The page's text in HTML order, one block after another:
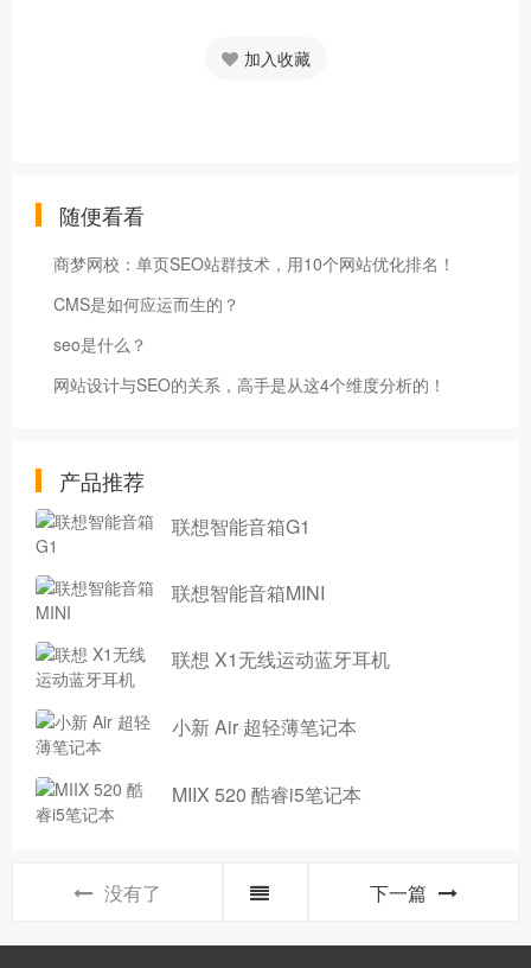
加入收藏
随便看看
商梦网校：单页SEO站群技术，用10个网站优化排名！
CMS是如何应运而生的？
seo是什么？
网站设计与SEO的关系，高手是从这4个维度分析的！
产品推荐
联想智能音箱G1
联想智能音箱MINI
联想 X1无线运动蓝牙耳机
小新 Air 超轻薄笔记本
MIIX 520 酷睿i5笔记本
没有了 下一篇